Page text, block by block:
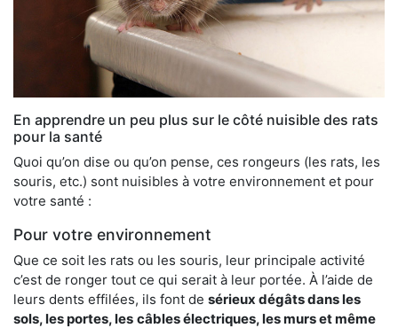
En apprendre un peu plus sur le côté nuisible des rats
pour la santé
Quoi qu’on dise ou qu’on pense, ces rongeurs (les rats, les
souris, etc.) sont nuisibles à votre environnement et pour
votre santé :
Pour votre environnement
Que ce soit les rats ou les souris, leur principale activité
c’est de ronger tout ce qui serait à leur portée. À l’aide de
leurs dents effilées, ils font de sérieux dégâts dans les
sols, les portes, les câbles électriques, les murs et même